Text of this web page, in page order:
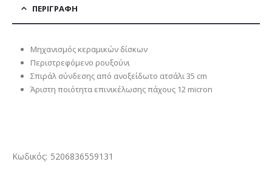
ΠΕΡΙΓΡΑΦΉ
Μηχανισμός κεραμικών δίσκων
Περιστρεφόμενο ρουξούνι
Σπιράλ σύνδεσης από ανοξείδωτο ατσάλι 35 cm
Άριστη ποιότητα επινικέλωσης πάχους 12 micron
Κωδικός: 5206836559131